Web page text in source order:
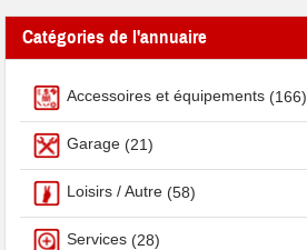
Catégories de l'annuaire
Accessoires et équipements (166)
Garage (21)
Loisirs / Autre (58)
Services (28)